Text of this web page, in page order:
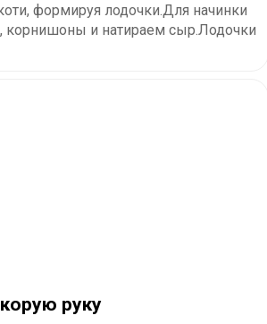
формируя лодочки.Для начинки
корнишоны и натираем сыр.Лодочки
руку